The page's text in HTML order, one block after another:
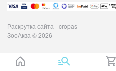
Раскрутка сайта - cropas
ЗооАква © 2026